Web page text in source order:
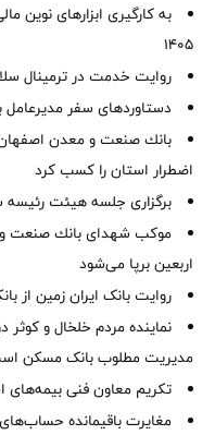
به کارگیری ابزارهای
1405
روایت خدمت در ترمینال
دستاوردهای سفر
بانك صنعت و معدن
اضطرار استان را كسب كرد
برگزاری جلسه هیئت رئیسه
موكب شهدای بانك صنعت و
اربعین برپا می‌شود
روایت بانک ایران زمین از
مدیریت مطلوب بانک مسکن
تکریم معاون فنی بیمه‌های
مغایرت‌ باقیمانده حساب‌های مشتریان تا